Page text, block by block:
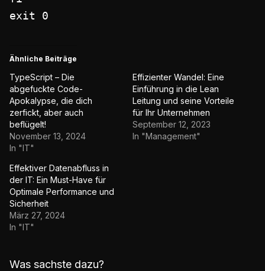
exit 0
Ähnliche Beiträge
TypeScript – Die
abgefuckte Code-
Apokalypse, die dich
zerfickt, aber auch
beflügelt!
November 13, 2024
In "IT"
Effizienter Wandel: Eine
Einführung in die Lean
Leitung und seine Vorteile
für Ihr Unternehmen
September 12, 2023
In "Management"
Effektiver Datenabfluss in
der IT: Ein Must-Have für
Optimale Performance und
Sicherheit
März 27, 2024
In "IT"
Was sachste dazu?